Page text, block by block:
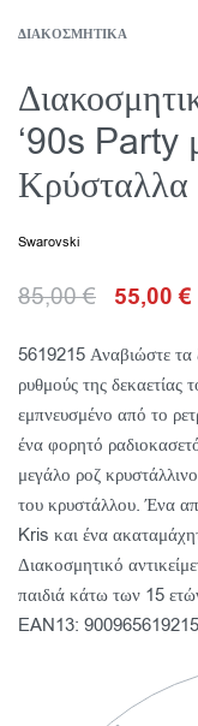
ΔΙΑΚΟΣΜΗΤΙΚΆ
‘90s Party
Κρύσταλλα
Swarovski
85,00€ 55,00€
5619215 Αναβιώστε τα
ρυθμούς της δεκαετίας
εμπνευσμένο από το
ένα φορητό
μεγάλο ροζ
του κρυστάλλου. Ένα
Kris και ένα
Διακοσμητικό
παιδιά κάτω των 15
EAN13: